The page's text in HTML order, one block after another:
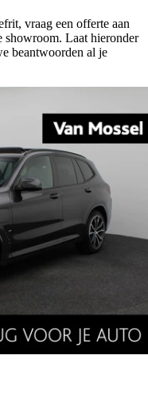
vraag een offerte aan
showroom. Laat hieronder
beantwoorden al je